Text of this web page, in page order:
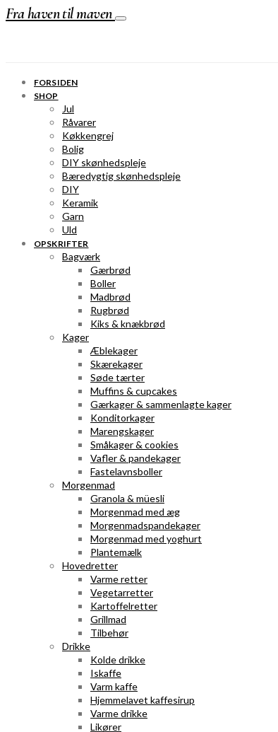
Fra haven til maven
FORSIDEN
SHOP
Jul
Råvarer
Køkkengrej
Bolig
DIY skønhedspleje
Bæredygtig skønhedspleje
DIY
Keramik
Garn
Uld
OPSKRIFTER
Bagværk
Gærbrød
Boller
Madbrød
Rugbrød
Kiks & knækbrød
Kager
Æblekager
Skærekager
Søde tærter
Muffins & cupcakes
Gærkager & sammenlagte kager
Konditorkager
Marengskager
Småkager & cookies
Vafler & pandekager
Fastelavnsboller
Morgenmad
Granola & müesli
Morgenmad med æg
Morgenmadspandekager
Morgenmad med yoghurt
Plantemælk
Hovedretter
Varme retter
Vegetarretter
Kartoffelretter
Grillmad
Tilbehør
Drikke
Kolde drikke
Iskaffe
Varm kaffe
Hjemmelavet kaffesirup
Varme drikke
Likører